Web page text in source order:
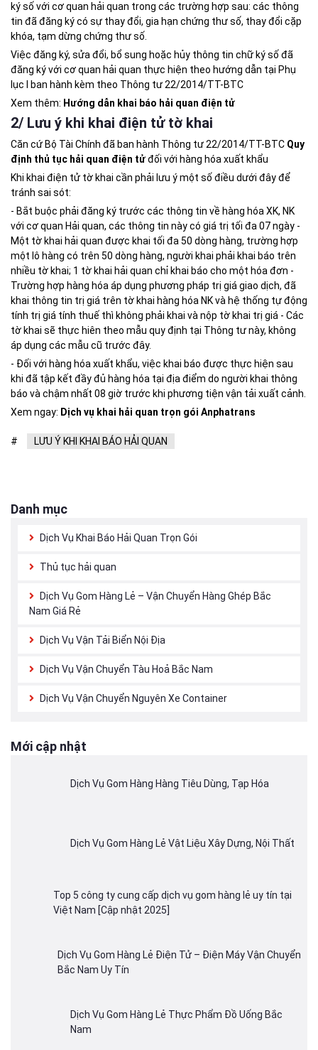
ký số với cơ quan hải quan trong các trường hợp sau: các thông
tin đã đăng ký có sự thay đổi, gia hạn chứng thư số, thay đổi cặp
khóa, tạm dừng chứng thư số.
Việc đăng ký, sửa đổi, bổ sung hoặc hủy thông tin chữ ký số đã
đăng ký với cơ quan hải quan thực hiện theo hướng dẫn tại Phụ
lục I ban hành kèm theo Thông tư 22/2014/TT-BTC
Xem thêm: Hướng dẫn khai báo hải quan điện tử
2/ Lưu ý khi khai điện tử tờ khai
Căn cứ Bộ Tài Chính đã ban hành Thông tư 22/2014/TT-BTC Quy
định thủ tục hải quan điện tửđối với hàng hóa xuất khẩu
Khi khai điện tử tờ khai cần phải lưu ý một số điều dưới đây để
tránh sai sót:
- Bắt buộc phải đăng ký trước các thông tin về hàng hóa XK, NK
với cơ quan Hải quan, các thông tin này có giá trị tối đa 07 ngày -
Một tờ khai hải quan được khai tối đa 50 dòng hàng, trường hợp
một lô hàng có trên 50 dòng hàng, người khai phải khai báo trên
nhiều tờ khai; 1 tờ khai hải quan chỉ khai báo cho một hóa đơn -
Trường hợp hàng hóa áp dụng phương pháp trị giá giao dịch, đã
khai thông tin trị giá trên tờ khai hàng hóa NK và hệ thống tự động
tính trị giá tính thuế thì không phải khai và nộp tờ khai trị giá - Các
tờ khai sẽ thực hiên theo mẫu quy định tại Thông tư này, không
áp dụng các mẫu cũ trước đây.
- Đối với hàng hóa xuất khẩu, việc khai báo được thực hiện sau
khi đã tập kết đầy đủ hàng hóa tại địa điểm do người khai thông
báo và chậm nhất 08 giờ trước khi phương tiện vận tải xuất cảnh.
Xem ngay: Dịch vụ khai hải quan trọn gói Anphatrans
# LƯU Ý KHI KHAI BÁO HẢI QUAN
Danh mục
Dịch Vụ Khai Báo Hải Quan Trọn Gói
Thủ tục hải quan
Dịch Vụ Gom Hàng Lẻ – Vận Chuyển Hàng Ghép Bắc
Nam Giá Rẻ
Dịch Vụ Vận Tải Biển Nội Địa
Dịch Vụ Vận Chuyển Tàu Hoả Bắc Nam
Dịch Vụ Vận Chuyển Nguyên Xe Container
Mới cập nhật
Dịch Vụ Gom Hàng Hàng Tiêu Dùng, Tạp Hóa
Dịch Vụ Gom Hàng Lẻ Vật Liệu Xây Dựng, Nội Thất
Top 5 công ty cung cấp dịch vụ gom hàng lẻ uy tín tại
Việt Nam [Cập nhật 2025]
Dịch Vụ Gom Hàng Lẻ Điện Tử – Điện Máy Vận Chuyển
Bắc Nam Uy Tín
Dịch Vụ Gom Hàng Lẻ Thực Phẩm Đồ Uống Bắc
Nam